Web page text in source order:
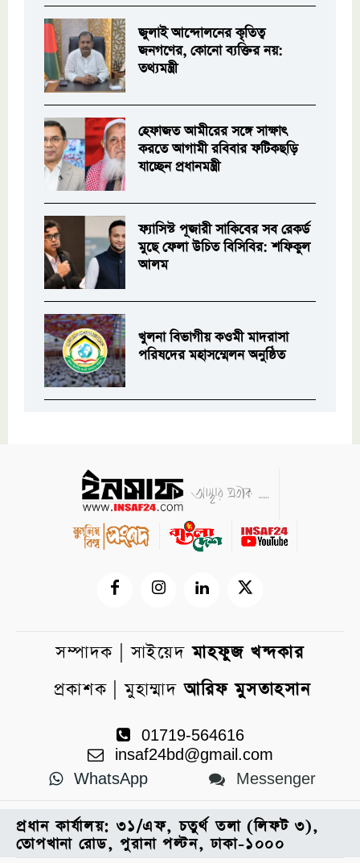
জুলাই আন্দোলনের কৃতিত্ব
জনগণের, কোনো ব্যক্তির নয়:
তথ্যমন্ত্রী
হেফাজত আমীরের সঙ্গে সাক্ষাৎ
করতে আগামী রবিবার ফটিকছড়ি
যাচ্ছেন প্রধানমন্ত্রী
ফ্যাসিস্ট পূজারী সাকিবের সব রেকর্ড
মুছে ফেলা উচিত বিসিবির: শফিকুল
আলম
খুলনা বিভাগীয় কওমী মাদরাসা
পরিষদের মহাসম্মেলন অনুষ্ঠিত
সম্পাদক | সাইয়েদমাহফুজ খন্দকার
প্রকাশক | মুহাম্মাদআরিফ মুসতাহসান
01719-564616
insaf24bd@gmail.com
WhatsApp
Messenger
প্রধান কার্যালয়: ৩১/এফ, চতুর্থ তলা (লিফট ৩),
তোপখানা রোড, পুরানা পল্টন, ঢাকা-১০০০